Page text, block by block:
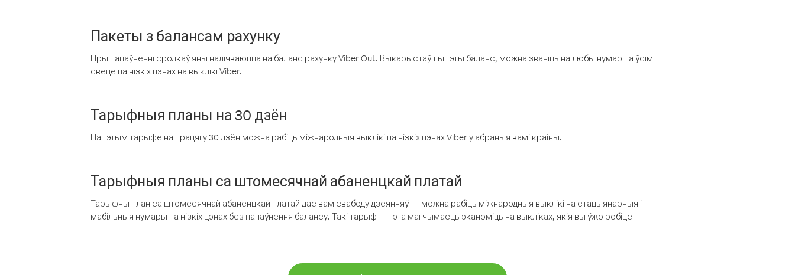
Пакеты з балансам рахунку
Пры папаўненні сродкаў яны налічваюцца на баланс рахунку Viber Out. Выкарыстаўшы гэты баланс, можна званіць на любы нумар па ўсім
свеце па нізкіх цэнах на выклікі Viber.
Тарыфныя планы на 30 дзён
На гэтым тарыфе на працягу 30 дзён можна рабіць міжнародныя выклікі па нізкіх цэнах Viber у абраныя вамі краіны.
Тарыфныя планы са штомесячнай абаненцкай платай
Тарыфны план са штомесячнай абаненцкай платай дае вам свабоду дзеянняў — можна рабіць міжнародныя выклікі на стацыянарныя і
мабільныя нумары па нізкіх цэнах без папаўнення балансу. Такі тарыф — гэта магчымасць эканоміць на выкліках, якія вы ўжо робіце